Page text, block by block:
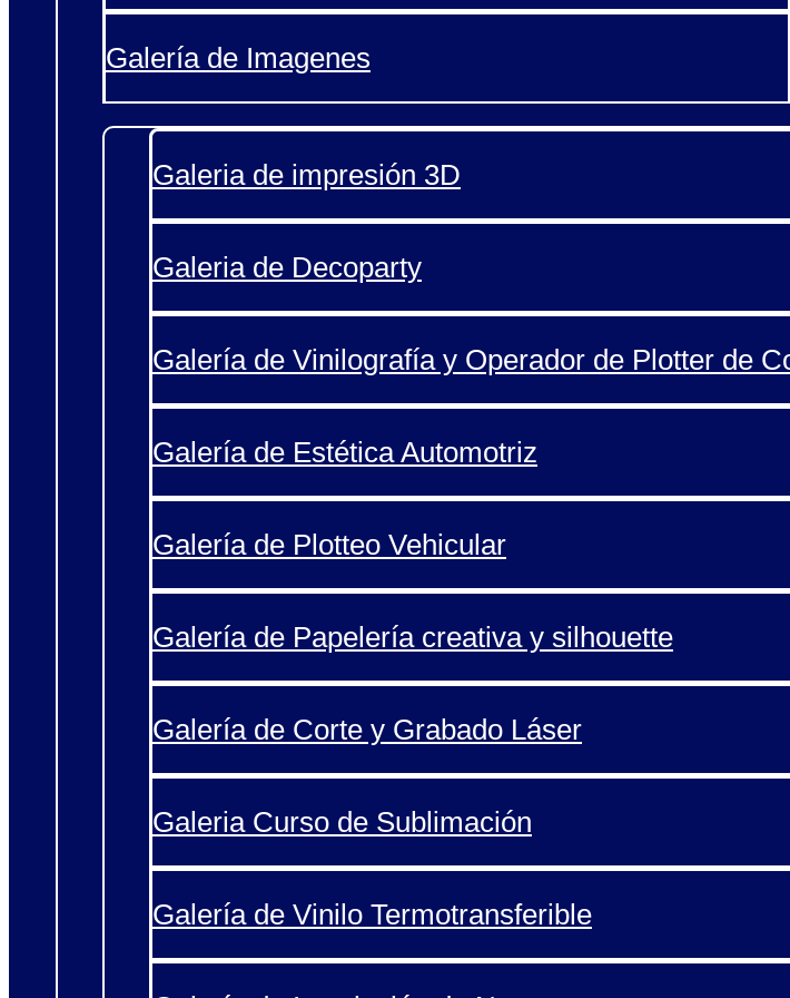
Galería de Imagenes
Galeria de impresión 3D
Galeria de Decoparty
Galería de Vinilografía y Operador de Plotter de
Galería de Estética Automotriz
Galería de Plotteo Vehicular
Galería de Papelería creativa y silhouette
Galería de Corte y Grabado Láser
Galeria Curso de Sublimación
Galería de Vinilo Termotransferible